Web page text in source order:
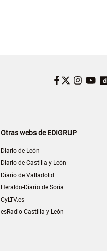
Facebook
Twitter
Otras webs de EDIGRUP
Diario de León
Diario de Castilla y León
Diario de Valladolid
Heraldo-Diario de Soria
CyLTV.es
esRadio Castilla y León